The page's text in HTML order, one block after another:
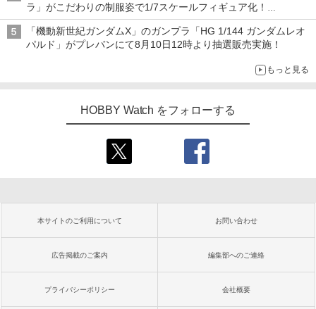
ラ」がこだわりの制服姿で1/7スケールフィギュア化！
2027年9月発売予定
「機動新世紀ガンダムX」のガンプラ「HG 1/144 ガンダムレオ
パルド」がプレバンにて8月10日12時より抽選販売実施！
もっと見る
HOBBY Watch をフォローする
本サイトのご利用について お問い合わせ
広告掲載のご案内 編集部へのご連絡
プライバシーポリシー 会社概要